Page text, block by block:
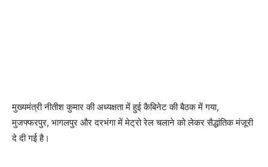
मुख्यमंत्री नीतीश कुमार की अध्यक्षता में हुई कैबिनेट की बैठक में गया,
मुजफ्फरपुर, भागलपुर और दरभंगा में मेट्रो रेल चलाने को लेकर सैद्धांतिक मंजूरी
दे दी गई है।